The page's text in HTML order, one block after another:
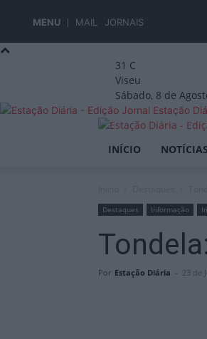
MENU MAIL JORNAIS
31 C
Viseu
Sábado, 8 de
Estação
INÍCIO NOTÍCIAS
Destaques Informação
Por Estação Diária - 23 de